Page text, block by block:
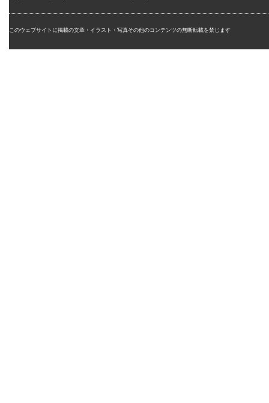
このウェブサイトに掲載の文章・イラスト・写真その他のコンテンツの無断転載を禁じます